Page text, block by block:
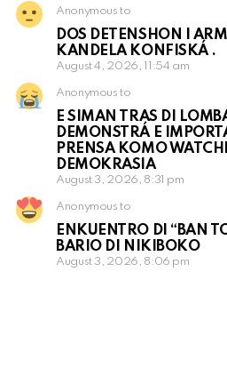
Anonymous to
DOS DETENSHON I
KANDELA KONFISKÁ .
August 4, 2026, 11:54 am
Anonymous to
E SIMAN TRAS DI
DEMONSTRÁ E
PRENSA KOMO
DEMOKRASIA
August 3, 2026, 8:31 pm
Anonymous to
ENKUENTRO DI “BAN
BARIO DI NIKIBOKO
August 3, 2026, 8:06 pm